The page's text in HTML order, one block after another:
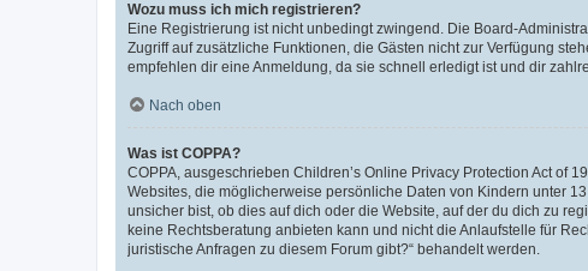
Wozu muss ich mich registrieren?
Eine Registrierung ist nicht unbedingt zwingend. Die Board-
Zugriff auf zusätzliche Funktionen, die Gästen nicht zur Verfügung
empfehlen dir eine Anmeldung, da sie schnell erledigt ist und dir
Nach oben
Was ist COPPA?
COPPA, ausgeschrieben Children’s Online Privacy Protection Act of
Websites, die möglicherweise persönliche Daten von Kindern unter
unsicher bist, ob dies auf dich oder die Website, auf der du dich zu
keine Rechtsberatung anbieten kann und nicht die Anlaufstelle für
juristische Anfragen zu diesem Forum gibt?“ behandelt werden.